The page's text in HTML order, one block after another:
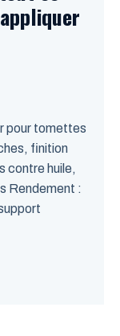
pour tomettes
finition
contre huile,
Rendement :